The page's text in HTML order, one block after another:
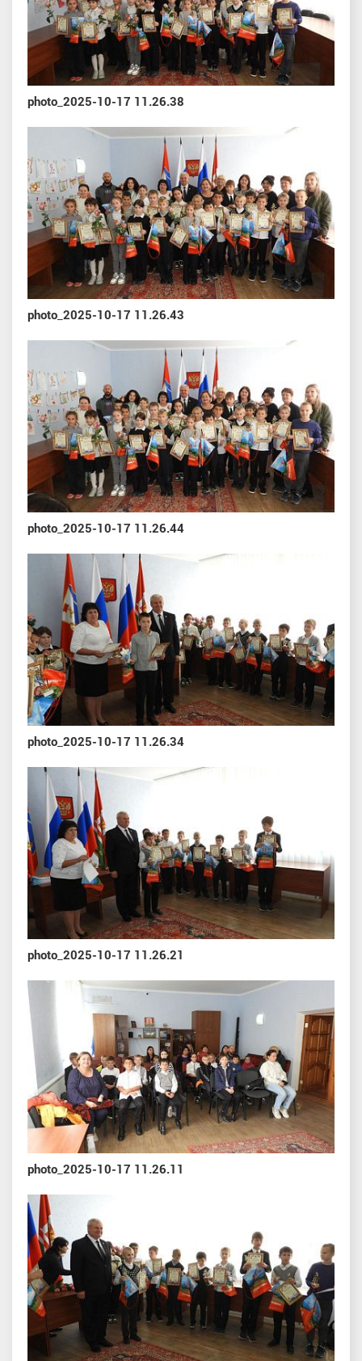
photo_2025-10-17 11.26.38
photo_2025-10-17 11.26.43
photo_2025-10-17 11.26.44
photo_2025-10-17 11.26.34
photo_2025-10-17 11.26.21
photo_2025-10-17 11.26.11